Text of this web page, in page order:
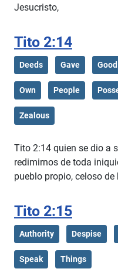
Jesucristo,
Tito 2:14
Deeds Gave Good
Own People
Zealous
Tito 2:14 quien se dio a
redimirnos de toda
pueblo propio, celoso de
Tito 2:15
Authority Despise
Speak Things